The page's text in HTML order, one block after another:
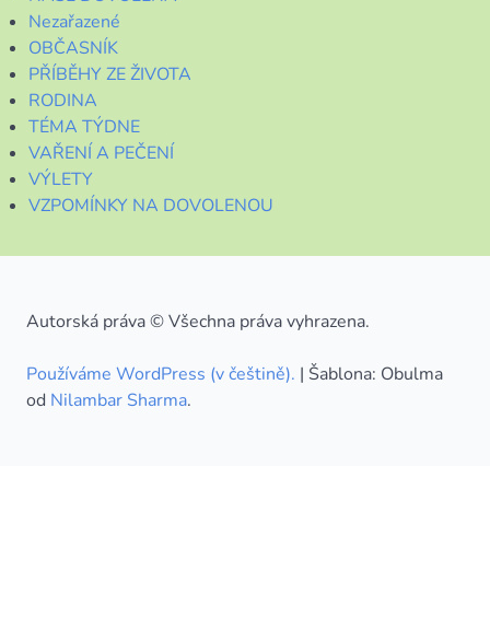
Nezařazené
OBČASNÍK
PŘÍBĚHY ZE ŽIVOTA
RODINA
TÉMA TÝDNE
VAŘENÍ A PEČENÍ
VÝLETY
VZPOMÍNKY NA DOVOLENOU
Autorská práva © Všechna práva vyhrazena.
Používáme WordPress (v češtině). | Šablona: Obulma
od Nilambar Sharma.